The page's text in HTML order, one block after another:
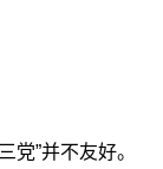
党”并不友好。